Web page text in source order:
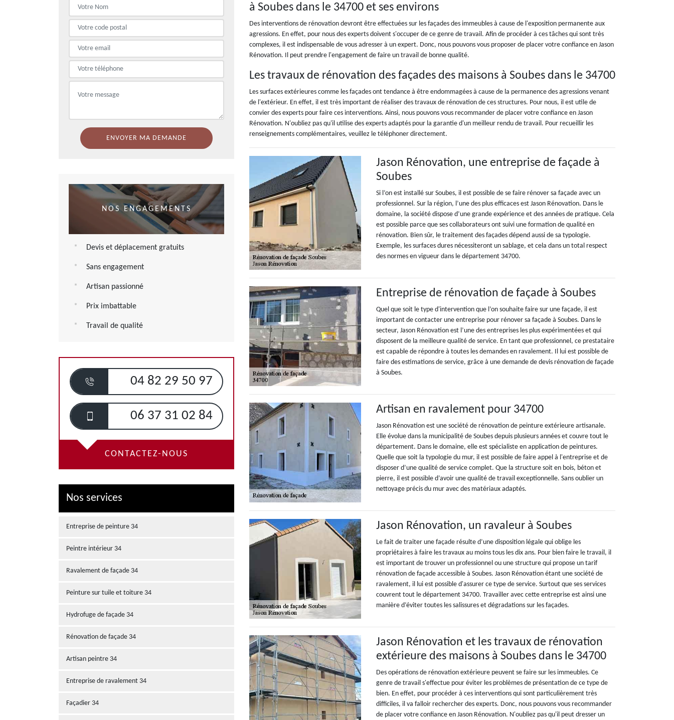
NOS ENGAGEMENTS
Devis et déplacement gratuits
Sans engagement
Artisan passionné
Prix imbattable
Travail de qualité
04 82 29 50 97
06 37 31 02 84
CONTACTEZ-NOUS
Nos services
Entreprise de peinture 34
Peintre intérieur 34
Ravalement de façade 34
Peinture sur tuile et toiture 34
Hydrofuge de façade 34
Rénovation de façade 34
Artisan peintre 34
Entreprise de ravalement 34
Façadier 34
à Soubes dans le 34700 et ses environs
Des interventions de rénovation devront être effectuées sur les façades des immeubles à cause de l'exposition permanente aux
agressions. En effet, pour nous des experts doivent s'occuper de ce genre de travail. Afin de procéder à ces tâches qui sont très
complexes, il est indispensable de vous adresser à un expert. Donc, nous pouvons vous proposer de placer votre confiance en Jason
Rénovation. Il peut prendre l'engagement de faire un travail de bonne qualité.
Les travaux de rénovation des façades des maisons à Soubes dans le 34700
Les surfaces extérieures comme les façades ont tendance à être endommagées à cause de la permanence des agressions venant
de l'extérieur. En effet, il est très important de réaliser des travaux de rénovation de ces structures. Pour nous, il est utile de
convier des experts pour faire ces interventions. Ainsi, nous pouvons vous recommander de placer votre confiance en Jason
Rénovation. N'oubliez pas qu'il utilise des experts adaptés pour la garantie d'un meilleur rendu de travail. Pour recueillir les
renseignements complémentaires, veuillez le téléphoner directement.
Jason Rénovation, une entreprise de façade à
Soubes
Si l’on est installé sur Soubes, il est possible de se faire rénover sa façade avec un
professionnel. Sur la région, l’une des plus efficaces est Jason Rénovation. Dans le
domaine, la société dispose d’une grande expérience et des années de pratique. Cela
est possible parce que ses collaborateurs ont suivi une formation de qualité en
rénovation. Bien sûr, le traitement des façades dépend aussi de sa typologie.
Exemple, les surfaces dures nécessiteront un sablage, et cela dans un total respect
des normes en vigueur dans le département 34700.
Entreprise de rénovation de façade à Soubes
Quel que soit le type d'intervention que l’on souhaite faire sur une façade, il est
important de contacter une entreprise pour rénover sa façade à Soubes. Dans le
secteur, Jason Rénovation est l’une des entreprises les plus expérimentées et qui
disposent de la meilleure qualité de service. En tant que professionnel, ce prestataire
est capable de répondre à toutes les demandes en ravalement. Il lui est possible de
faire des estimations de service, grâce à une demande de devis rénovation de façade
à Soubes.
Artisan en ravalement pour 34700
Jason Rénovation est une société de rénovation de peinture extérieure artisanale.
Elle évolue dans la municipalité de Soubes depuis plusieurs années et couvre tout le
département. Dans le domaine, elle est spécialiste en application de peintures.
Quelle que soit la typologie du mur, il est possible de faire appel à l'entreprise et de
disposer d’une qualité de service complet. Que la structure soit en bois, béton et
pierre, il est possible d’avoir une qualité de travail exceptionnelle. Sans oublier un
nettoyage précis du mur avec des matériaux adaptés.
Jason Rénovation, un ravaleur à Soubes
Le fait de traiter une façade résulte d’une disposition légale qui oblige les
propriétaires à faire les travaux au moins tous les dix ans. Pour bien faire le travail, il
est important de trouver un professionnel ou une structure qui propose un tarif
rénovation de façade accessible à Soubes. Jason Rénovation étant une société de
ravalement, il lui est possible d'assurer ce type de service. Surtout que ses services
couvrent tout le département 34700. Travailler avec cette entreprise est ainsi une
manière d’éviter toutes les salissures et dégradations sur les façades.
Jason Rénovation et les travaux de rénovation
extérieure des maisons à Soubes dans le 34700
Des opérations de rénovation extérieure peuvent se faire sur les immeubles. Ce
genre de travail s'effectue pour éviter les problèmes de présentation de ce type de
bien. En effet, pour procéder à ces interventions qui sont particulièrement très
difficiles, il va falloir rechercher des experts. Donc, nous pouvons vous recommander
de placer votre confiance en Jason Rénovation. N'oubliez pas qu'il peut dresser un